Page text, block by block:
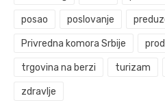
posao poslovanje
Privredna komora Srbije
trgovina na berzi turizam
zdravlje